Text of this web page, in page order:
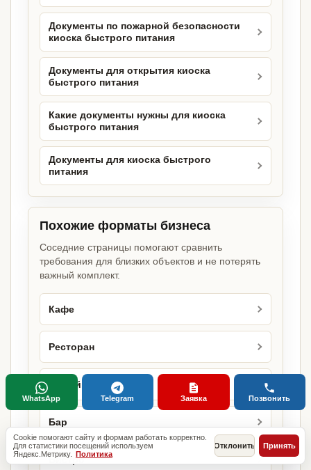
Документы по пожарной безопасности
киоска быстрого питания
Документы для открытия киоска
быстрого питания
Какие документы нужны для киоска
быстрого питания
Документы для киоска быстрого
питания
Похожие форматы бизнеса
Соседние страницы помогают сравнить
требования для близких объектов и не потерять
важный комплект.
Кафе
Ресторан
Кофейня
Бар
Бистро
Cookie помогают сайту и формам работать корректно.
Для статистики посещений используем
Яндекс.Метрику. Политика
Отклонить Принять
WhatsApp Telegram Заявка Позвонить